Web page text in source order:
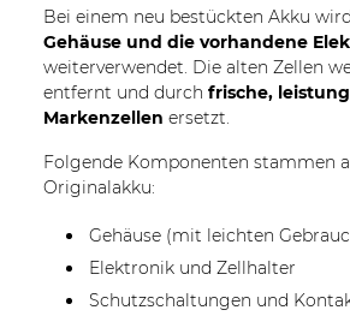
Bei einem neu bestückten Akku
Gehäuse und die vorhandene
weiterverwendet. Die alten Zellen
entfernt und durch frische,
Markenzellen ersetzt.
Folgende Komponenten stammen
Originalakku:
Gehäuse (mit leichten
Elektronik und Zellhalter
Schutzschaltungen und